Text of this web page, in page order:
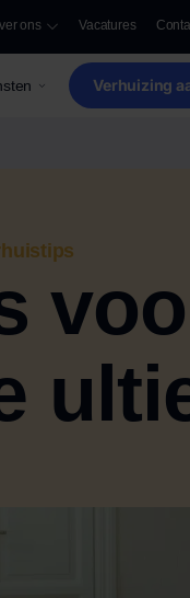
ons Vacatures
Verhuizing